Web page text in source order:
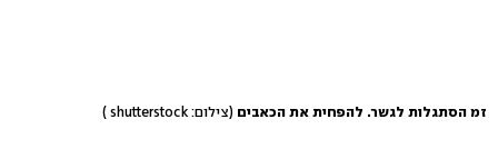
זמ הסתגלות לגשר. להפחית את הכאבים (צילום: shutterstock )